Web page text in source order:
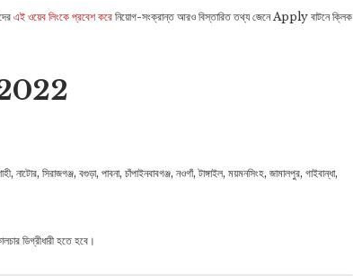
এই ওয়েব লিংকে প্রবেশ করে নিয়োগ-সংক্রান্ত আরও বিস্তারিত তথ্য জেনে Apply বাটনে ক্লিক
2022
নাটোর, সিরাজগঞ্জ, বগুড়া, পাবনা, চাঁপাইনবাবগঞ্জ, নওগাঁ, টাঙ্গাইল, ময়মনসিংহ, জামালপুর, গাইবান্ধা,
ডিগ্রীধারী হতে হবে।